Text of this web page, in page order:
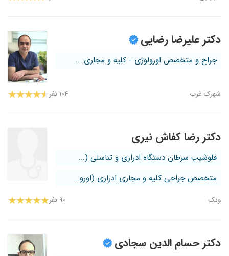
دکتر علیرضا رضایی
جراح و متخصص اورولوژی - کلیه و مجاری ...
شهرک غرب ۱۰۴ نفر
دکتر رضا کفاش نیری
فلوشیپ سرطان دستگاه ادراری و تناسلی (...
متخصص جراحی کلیه و مجاری ادراری (اورو...
ونک ۹۰ نفر
دکتر حسام الدین سجادی